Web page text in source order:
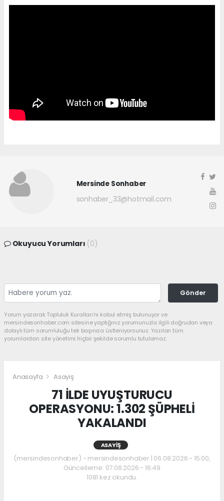
Mersinde Sonhaber
sonhaber_33@hotmail.com
Okuyucu Yorumları (0)
Gönder
Yorum yazarak Topluluk Kuralları’nı kabul etmiş bulunuyor ve
mersindesonhaber.com sitesine yaptığınız yorumunuzla ilgili doğrudan veya
dolaylı tüm sorumluluğu tek başınıza üstleniyorsunuz. Yazılan tüm
yorumlardan site yönetimi hiçbir şekilde sorumlu tutulamaz.
Anasayfa Asayiş
71 İLDE UYUŞTURUCU
OPERASYONU: 1.302 ŞÜPHELİ
YAKALANDI
ASAYIŞ
(mersindesonhaber) - mersindesonhaber | 06.08.2026 - 15:00,
Güncelleme: 07.08.2026 - 16:49
1081 kez okundu.